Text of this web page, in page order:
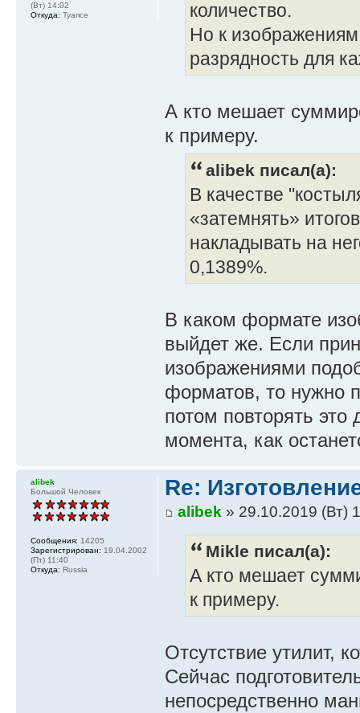
(Вт) 14:02
Откуда: Туапсе
количество.
Но к
разрядность для
А кто мешает
к примеру.
alibek писал(а):
В качестве
«затемнять»
накладывать на
0,1389%.
В каком формате
выйдет же. Если
изображениями
форматов, то нужно
потом повторять это
момента, как
alibek
Большой Человек
Сообщения: 14205
Зарегистрирован: 19.04.2002
(Пт) 11:40
Откуда: Russia
Re:
alibek » 29.10.2019 (Вт)
Mikle писал(а):
А кто мешает
к примеру.
Отсутствие утилит,
Сейчас
непосредственно